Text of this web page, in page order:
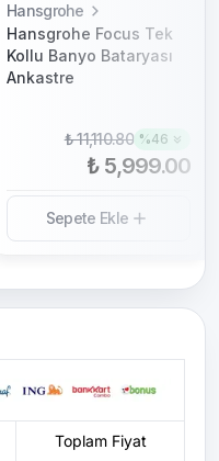
Hansgrohe
Hansgrohe Focus Tek
Kollu Banyo Bataryası
Ankastre
₺ 11,110.80 %46
₺ 5,999.00
Sepete Ekle
Toplam Fiyat